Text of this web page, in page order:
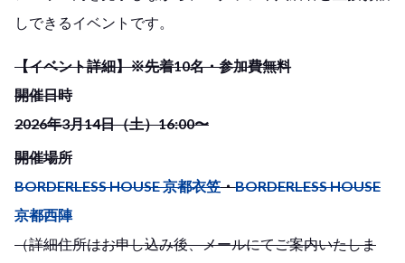
しできるイベントです。
【イベント詳細】※先着10名・参加費無料
開催日時
2026年3月14日（土）16:00〜
開催場所
BORDERLESS HOUSE 京都衣笠・BORDERLESS HOUSE
京都西陣
（詳細住所はお申し込み後、メールにてご案内いたしま